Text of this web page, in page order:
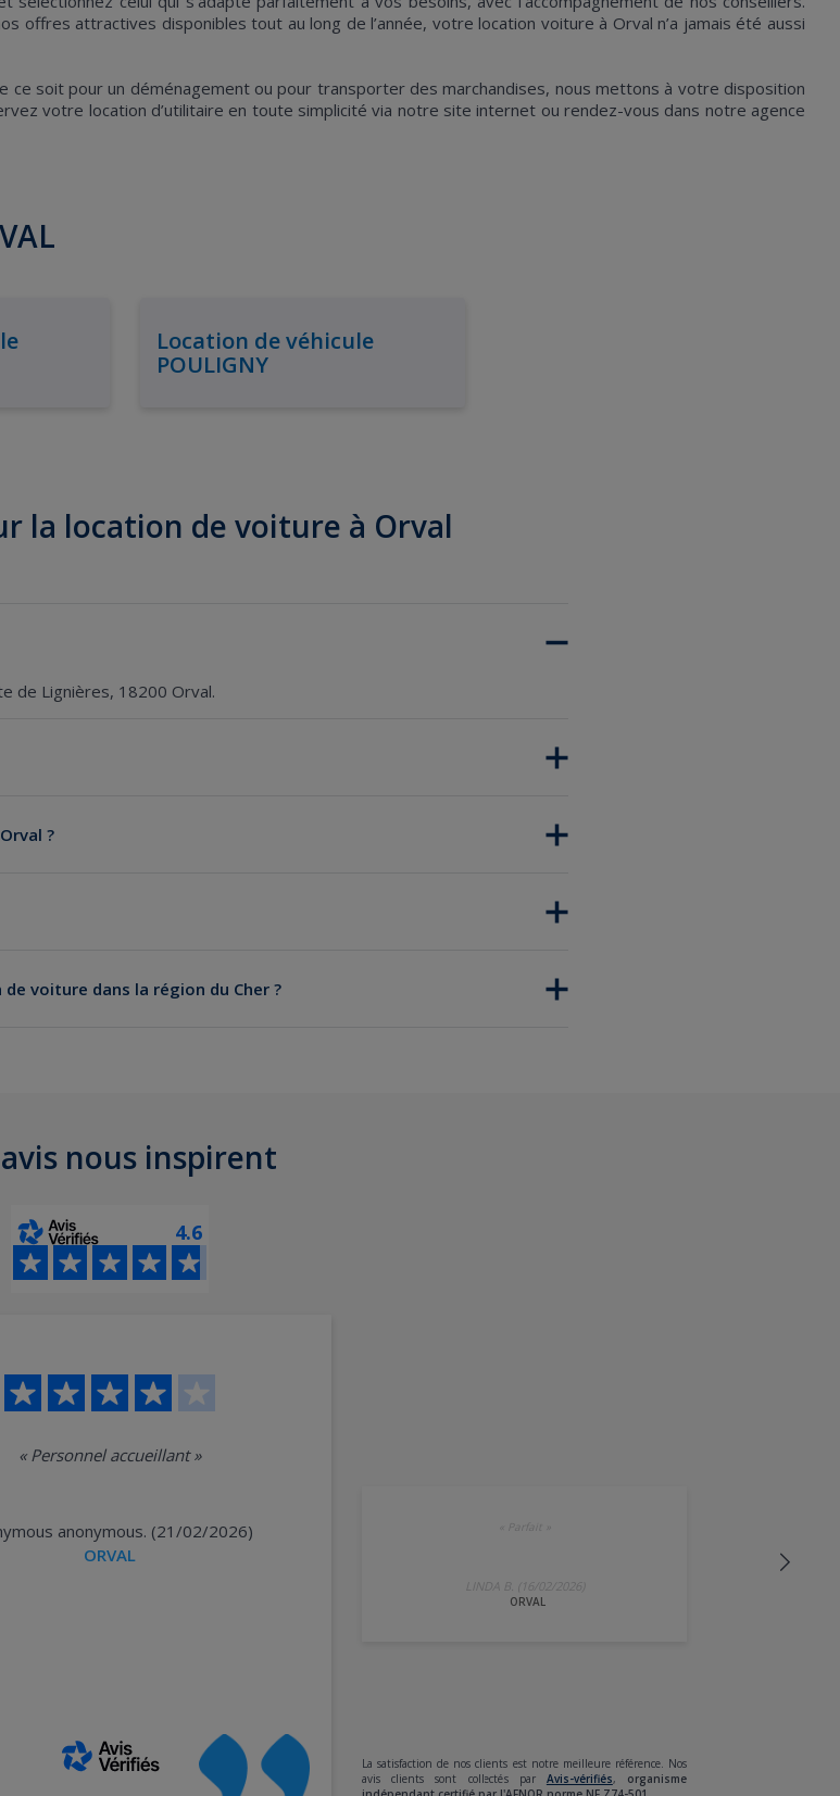
offres attractives disponibles tout au long de l’année, votre location voiture à Orval n’a jamais été aussi
ce soit pour un déménagement ou pour transporter des marchandises, nous mettons à votre disposition
votre location d’utilitaire en toute simplicité via notre site internet ou rendez-vous dans notre agence
Location de véhicule
POULIGNY
la location de voiture à Orval
de Lignières, 18200 Orval.
?
voiture dans la région du Cher ?
nous inspirent
4.6
« Personnel accueillant»
anonymous. (21/02/2026)
ORVAL
Parfait
LINDA B. (16/02/2026)
ORVAL
La satisfaction de nos clients est notre meilleure référence. Nos
avis clients sont collectés par Avis-vérifiés, organisme